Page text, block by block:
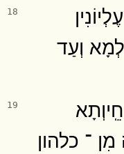
18
וְעַד
19
־ כלהון